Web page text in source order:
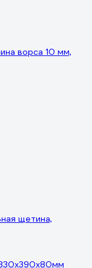
ворса 10 мм,
щетина,